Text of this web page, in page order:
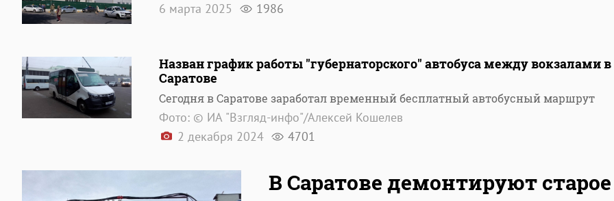
6 марта 2025 1986
Назван график работы "губернаторского" автобуса между вокзалами в
Саратове
Сегодня в Саратове заработал временный бесплатный автобусный маршрут
Фото: © ИА "Взгляд-инфо"/Алексей Кошелев
2 декабря 2024
4701
В Саратове демонтируют старое